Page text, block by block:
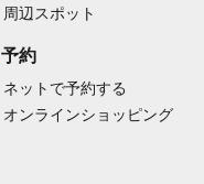
周辺スポット
予約
ネットで予約する
オンラインショッピング